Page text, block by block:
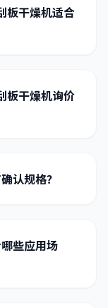
板干燥机适合
板干燥机询价
认规格？
些应用场